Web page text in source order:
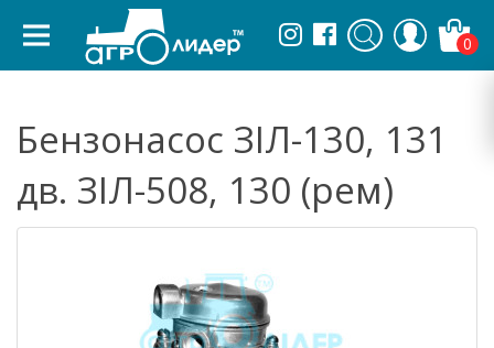
0
Бензонасос ЗІЛ-130, 131
дв. ЗІЛ-508, 130 (рем)